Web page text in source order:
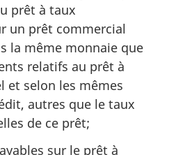
prêt à taux
un prêt commercial
la même monnaie que
relatifs au prêt à
et selon les mêmes
autres que le taux
de ce prêt;
sur le prêt à